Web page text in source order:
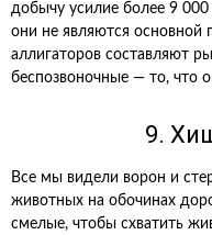
добычу усилие более 9
они не являются основной
аллигаторов составляют
беспозвоночные — то, что
9.
Все мы видели ворон и
животных на обочинах
смелые, чтобы схватить